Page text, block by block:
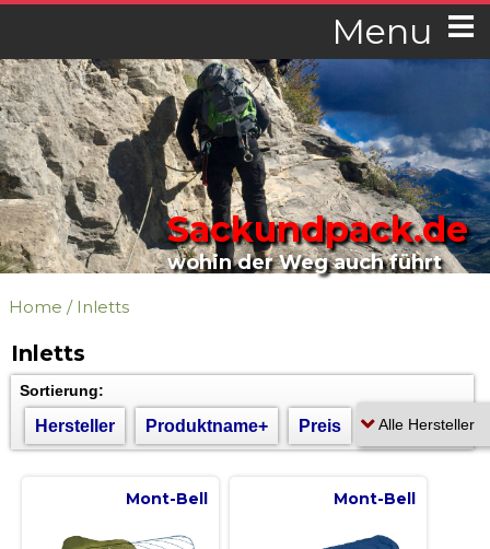
Menu
Sackundpack.de
wohin der Weg auch führt
Home / Inletts
Inletts
Sortierung:
Hersteller Produktname+ Preis
Mont-Bell Mont-Bell